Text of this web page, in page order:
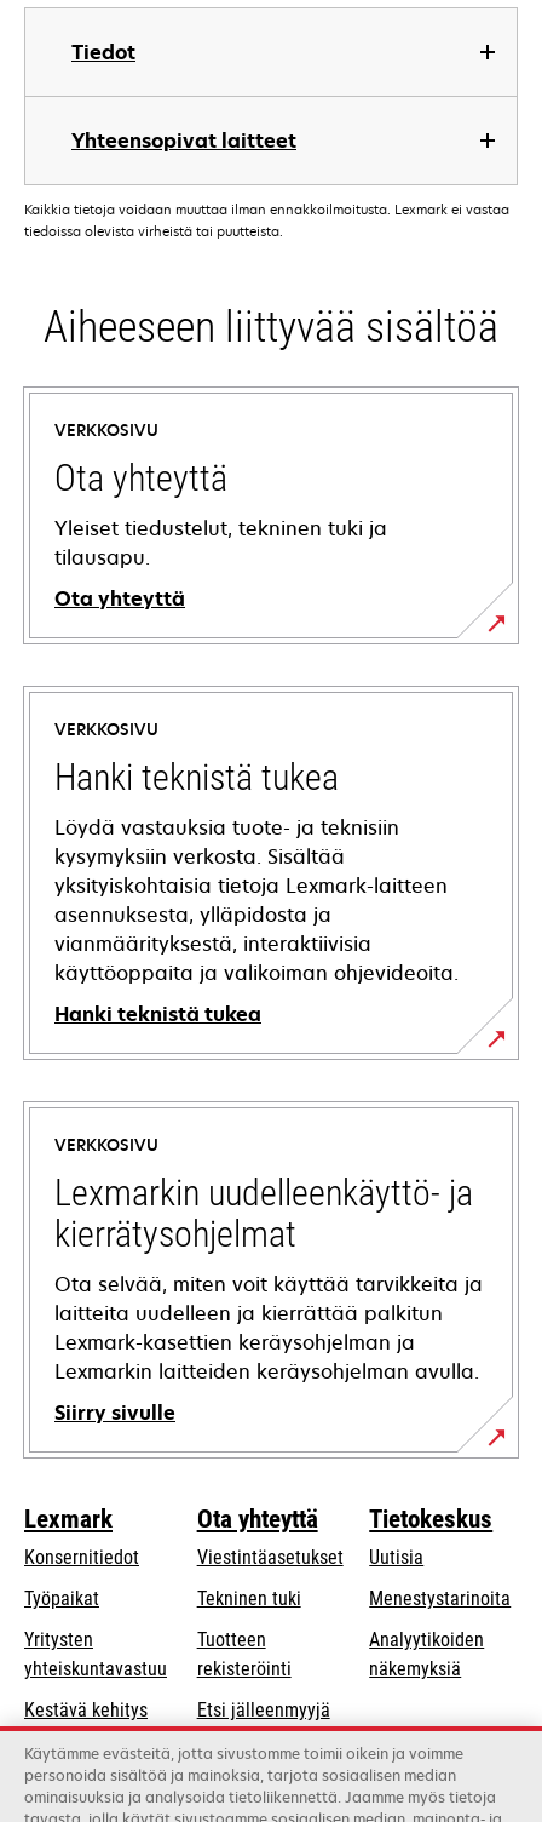
Tiedot
Yhteensopivat laitteet
Kaikkia tietoja voidaan muuttaa ilman ennakkoilmoitusta. Lexmark ei vastaa
tiedoissa olevista virheistä tai puutteista.
Aiheeseen liittyvää sisältöä
VERKKOSIVU
Ota yhteyttä
Yleiset tiedustelut, tekninen tuki ja
tilausapu.
Ota yhteyttä
VERKKOSIVU
Hanki teknistä tukea
Löydä vastauksia tuote- ja teknisiin
kysymyksiin verkosta. Sisältää
yksityiskohtaisia tietoja Lexmark-laitteen
asennuksesta, ylläpidosta ja
vianmäärityksestä, interaktiivisia
käyttöoppaita ja valikoiman ohjevideoita.
Hanki teknistä tukea
opens
in
new
tab
VERKKOSIVU
Lexmarkin uudelleenkäyttö- ja
kierrätysohjelmat
Ota selvää, miten voit käyttää tarvikkeita ja
laitteita uudelleen ja kierrättää palkitun
Lexmark-kasettien keräysohjelman ja
Lexmarkin laitteiden keräysohjelman avulla.
Siirry sivulle
Lexmark
Konsernitiedot
Työpaikat
Yritysten
yhteiskuntavastuu opens
a
new
tab
Kestävä kehitys
Lexmarkin
kumppanit
Ota yhteyttä
Viestintäasetukset
Tekninen tukiopens
tab
Tuotteen
rekisteröinti
Etsi jälleenmyyjä
Luettelo
tukkukauppiaista
Tietokeskus
Uutisia
Menestystarinoita
Analyytikoiden
näkemyksiä
Käytämme evästeitä, jotta sivustomme toimii oikein ja voimme
personoida sisältöä ja mainoksia, tarjota sosiaalisen median
ominaisuuksia ja analysoida tietoliikennettä. Jaamme myös tietoja